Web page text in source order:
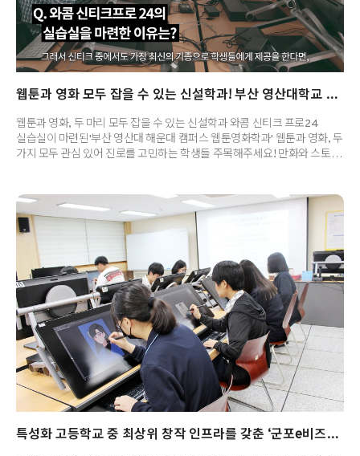
웹툰과 영화 모두 잡을 수 있는 신설학과! 부산 영산대학교 해운대캠퍼스 '웹툰영화학과'
웹툰과 영화, 두 마리 모두 잡을 수 있는 신설학과 와콤 신티크 프로24
실습실이 마련된'부산 영산대 해운대 캠퍼스 웹툰영화학과' 웹툰과 영화, 두
가지 모두 관심 있어 진로를 고민하는 학생들 주목해주세요! 만화와 스토리,
웹툰영화학과가 바로 그 주인공인데요. 최고의 교수진과 최신 장비를 모두
갖춘 실습실, 외부 매체관계자들과의 협력 관계 유지로 졸업 후 진로 걱정도
덜 수 있다고 하는데요. 함께 보실까요? 웹툰과 영화는 둘다 '스토리'를
기반으로 창작해나가는 것인데요. 이야기의 시나리오부터 콘티까지
짜가는 과정은 웹툰과 영화 둘다에 적용됩니다. 따라서 웹툰과..
특성화 고등학교 중 최상위 창작 인프라를 갖춘 ‘군포e비즈니스고등학교’